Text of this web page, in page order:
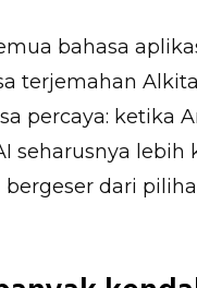
bahasa
terjemahan
percaya: ketika
seharusnya lebih
dari